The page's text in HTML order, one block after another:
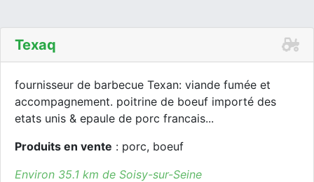
Texaq
fournisseur de barbecue Texan: viande fumée et
accompagnement. poitrine de boeuf importé des
etats unis & epaule de porc francais...
Produits en vente : porc, boeuf
Environ 35.1 km de Soisy-sur-Seine